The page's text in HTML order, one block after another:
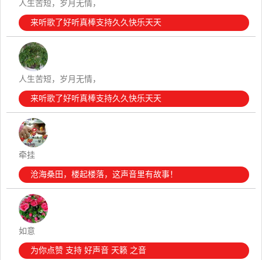
人生苦短，岁月无情，
来听歌了好听真棒支持久久快乐天天
人生苦短，岁月无情，
来听歌了好听真棒支持久久快乐天天
牵挂
沧海桑田，楼起楼落，这声音里有故事！
如意
为你点赞 支持 好声音 天籁 之音